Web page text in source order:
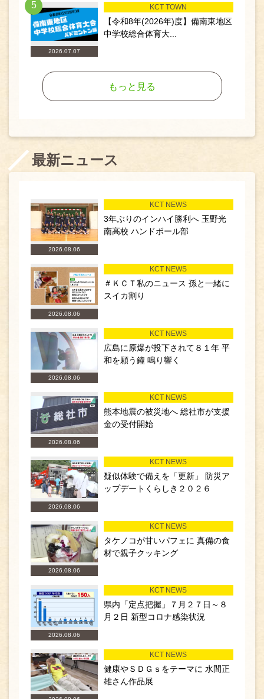
5
2026.07.07
KCT TOWN
【令和8年(2026年)度】備南東地区
中学校総合体育大...
もっと見る
最新ニュース
2026.08.06
KCT NEWS
3年ぶりのインハイ勝利へ 玉野光
南高校 ハンドボール部
2026.08.06
KCT NEWS
＃ＫＣＴ私のニュース 孫と一緒に
スイカ割り
2026.08.06
KCT NEWS
広島に原爆が投下されて８１年 平
和を願う鐘 鳴り響く
2026.08.06
KCT NEWS
熊本地震の被災地へ 総社市が支援
金の受付開始
2026.08.06
KCT NEWS
疑似体験で備えを「更新」 防災ア
ップデートくらしき２０２６
2026.08.06
KCT NEWS
タケノコが甘いパフェに 真備の食
材で親子クッキング
2026.08.06
KCT NEWS
県内「定点把握」７月２７日～８
月２日 新型コロナ感染状況
KCT NEWS
健康やＳＤＧｓをテーマに 水間正
雄さん作品展